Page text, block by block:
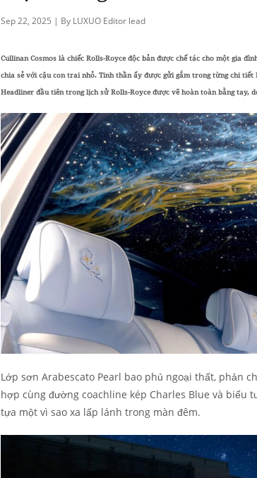
Sep 22, 2025 | By LUXUO Editor lead
Cullinan Cosmos là chiếc Rolls-Royce độc bản được chế tác cho một gia
chia sẻ với cậu con trai nhỏ. Tinh thần ấy được gửi gắm trong từng chi
Headliner đầu tiên trong lịch sử Rolls-Royce được vẽ hoàn toàn bằng tay,
Lớp sơn Arabescato Pearl bao phủ ngoại thất, phản
hợp cùng đường coachline kép Charles Blue và biểu
tựa một vì sao xa lấp lánh trong màn đêm.